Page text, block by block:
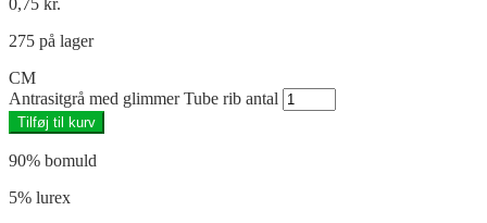
0,75 kr.
275 på lager
CM
Antrasitgrå med glimmer Tube rib antal
Tilføj til kurv
90% bomuld
5% lurex